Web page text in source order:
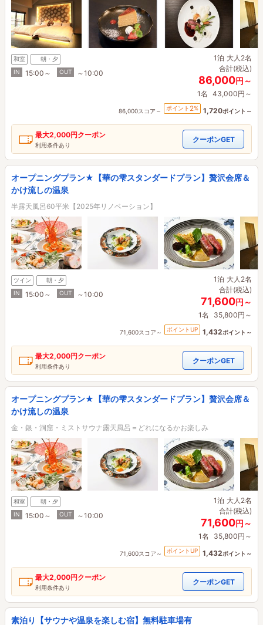
和室
朝・夕
IN
15:00～ OUT ～10:00
1泊 大人2名
合計(税込)
86,000円～
1名 43,000円～
86,000スコア～ ポイント 2% 1,720ポイント～
最大2,000円クーポン
利用条件あり
クーポンGET
オープニングプラン★【華の雫スタンダードプラン】贅沢会席＆
かけ流しの温泉
半露天風呂60平米【2025年リノベーション】
ツイン
朝・夕
IN
15:00～ OUT ～10:00
1泊 大人2名
合計(税込)
71,600円～
1名 35,800円～
71,600スコア～ ポイントUP 1,432ポイント～
最大2,000円クーポン
利用条件あり
クーポンGET
オープニングプラン★【華の雫スタンダードプラン】贅沢会席＆
かけ流しの温泉
金・銀・洞窟・ミストサウナ露天風呂＝どれになるかお楽しみ
和室
朝・夕
IN
15:00～ OUT ～10:00
1泊 大人2名
合計(税込)
71,600円～
1名 35,800円～
71,600スコア～ ポイントUP 1,432ポイント～
最大2,000円クーポン
利用条件あり
クーポンGET
素泊り【サウナや温泉を楽しむ宿】無料駐車場有